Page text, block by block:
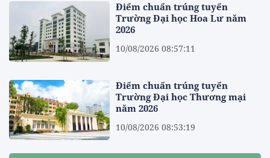
Điểm chuẩn trúng tuyển
Trường Đại học Hoa Lư năm
2026
10/08/2026 08:57:11
Điểm chuẩn trúng tuyển
Trường Đại học Thương mại
năm 2026
10/08/2026 08:53:19